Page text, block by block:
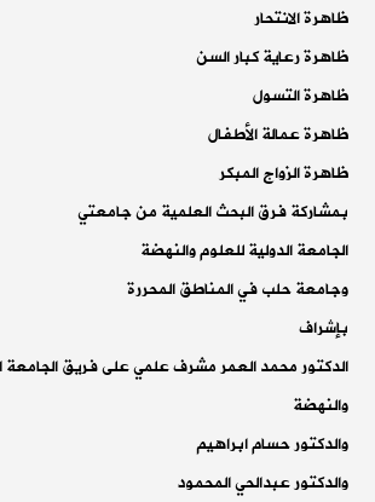
ظاهرة الانتحار
ظاهرة رعاية كبار السن
ظاهرة التسول
ظاهرة عمالة الأطفال
ظاهرة الزواج المبكر
بمشاركة فرق البحث العلمية من جامعتي
الجامعة الدولية للعلوم والنهضة
وجامعة حلب في المناطق المحررة
بإشراف
الدكتور محمد العمر مشرف علمي على فريق الجامعة
والنهضة
والدكتور حسام ابراهيم
والدكتور عبدالحي المحمود